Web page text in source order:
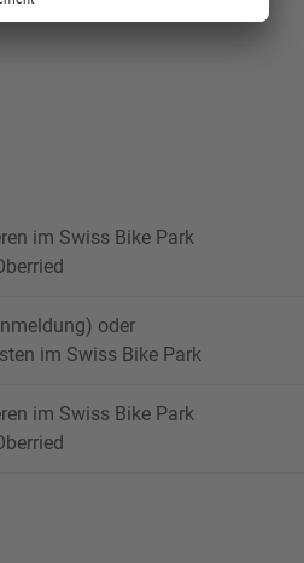
im Swiss Bike Park
oder
im Swiss Bike Park
im Swiss Bike Park